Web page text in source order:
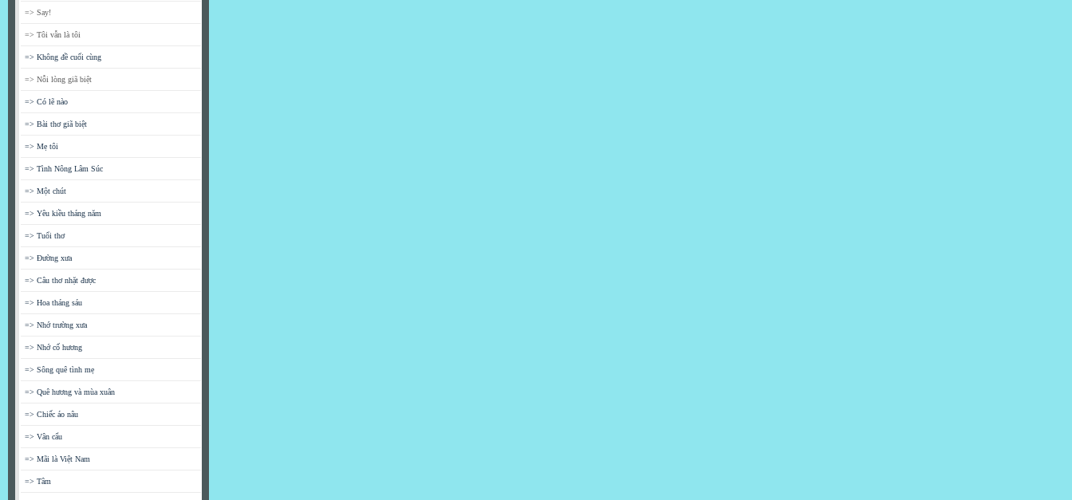
=> Say!
=> Tôi vẫn là tôi
=> Không đề cuối cùng
=> Nỗi lòng giã biệt
=> Có lẽ nào
=> Bài thơ giã biệt
=> Mẹ tôi
=> Tình Nông Lâm Súc
=> Một chút
=> Yêu kiều tháng năm
=> Tuổi thơ
=> Đường xưa
=> Câu thơ nhặt được
=> Hoa tháng sáu
=> Nhớ trường xưa
=> Nhớ cố hương
=> Sông quê tình mẹ
=> Quê hương và mùa xuân
=> Chiếc áo nâu
=> Vân cẩu
=> Mãi là Việt Nam
=> Tâm